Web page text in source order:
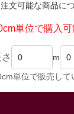
文可能な商品に
単位で購入
m
単位で販売して